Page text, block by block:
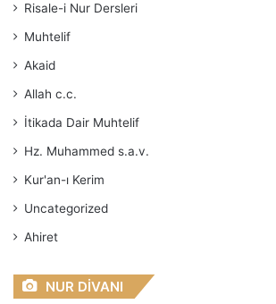
Risale-i Nur Dersleri
Muhtelif
Akaid
Allah c.c.
İtikada Dair Muhtelif
Hz. Muhammed s.a.v.
Kur'an-ı Kerim
Uncategorized
Ahiret
NUR DİVANI